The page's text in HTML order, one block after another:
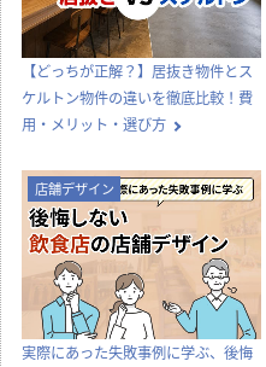
【どっちが正解？】居抜き物件とス
ケルトン物件の違いを徹底比較！費
用・メリット・選び方
店舗デザイン
実際にあった失敗事例に学ぶ、後悔